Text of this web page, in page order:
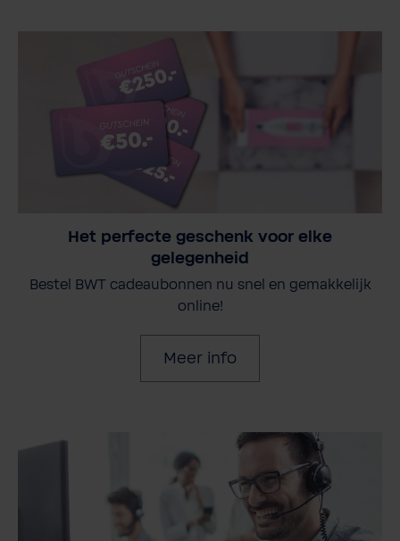
Het perfecte geschenk voor elke
gelegenheid
Bestel BWT cadeaubonnen nu snel en gemakkelijk
online!
Meer info